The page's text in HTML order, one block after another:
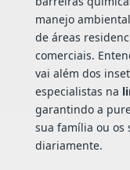
manejo
de áreas
comerciais.
vai além dos
especialistas na
garantindo a
sua família ou os
diariamente.